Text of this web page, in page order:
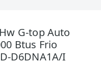
G-top Auto
Btus Frio
D6DNA1A/I